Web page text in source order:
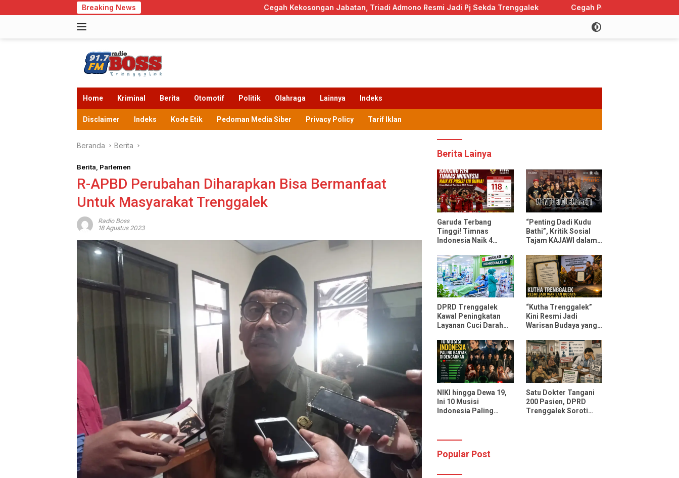
ke
Breaking News Cegah Kekosongan Jabatan, Triadi Admono Resmi Jadi Pj Sekda Trenggalek Cegah Perkawinan Anak, Trenggalek Sabet
Home Kriminal Berita Otomotif Politik Olahraga Lainnya Indeks
Disclaimer Indeks Kode Etik Pedoman Media Siber Privacy Policy Tarif Iklan
Beranda Berita
Berita Parlemen
R-APBD Perubahan Diharapkan Bisa Bermanfaat
Untuk Masyarakat Trenggalek
Radio Boss
18 Agustus 2023
Berita Lainya
Garuda Terbang
Tinggi! Timnas
Indonesia Naik 4
Kalahkan Oman dan
Mozambik
“Penting Dadi Kudu
Bathi”, Kritik Sosial
Tajam KAJAWI dalam
Durmagati
DPRD Trenggalek
Kawal Peningkatan
Layanan Cuci Darah
Kapasitas Ditarget
Layani 30 Pasien
Sekali Pelayanan
“Kutha Trenggalek”
Kini Resmi Jadi
Warisan Budaya yang
NIKI hingga Dewa 19,
Ini 10 Musisi
Indonesia Paling
YouTube Music
Satu Dokter Tangani
200 Pasien, DPRD
Trenggalek Soroti
Popular Post